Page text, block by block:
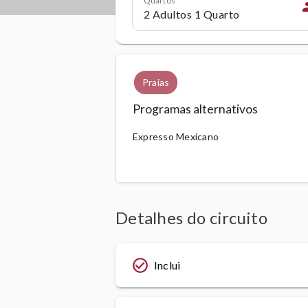
Praias
Programas alternativos
Expresso Mexicano
Detalhes do circuito
check_circle_outline Inclui